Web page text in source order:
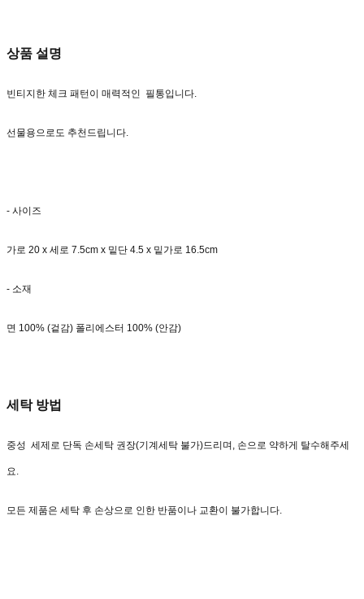
상품 설명
빈티지한 체크 패턴이 매력적인 필통입니다.
선물용으로도 추천드립니다.
- 사이즈
가로 20 x 세로 7.5cm x 밑단 4.5 x 밑가로 16.5cm
- 소재
면 100% (겉감) 폴리에스터 100% (안감)
세탁 방법
중성 세제로 단독 손세탁 권장(기계세탁 불가)드리며, 손으로 약하게 탈수해주세
요.
모든 제품은 세탁 후 손상으로 인한 반품이나 교환이 불가합니다.